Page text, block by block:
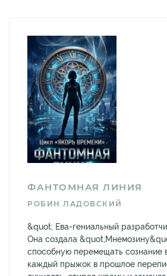
ФАНТОМНАЯ ЛИНИЯ
РОБИН ЛАДОВСКИЙ
&quot; Ева-гениальный
Она создала
способную перемещать сознание
каждый прыжок в прошлое